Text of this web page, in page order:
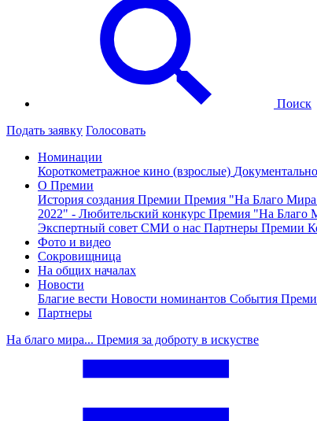
Поиск
Подать заявку Голосовать
Номинации
Короткометражное кино (взрослые)
О Премии
История создания Премии Премия "На Благо Мира
2022" - Любительский конкурс Премия "На Благо
Экспертный совет СМИ о нас Партнеры Премии
Фото и видео
Сокровищница
На общих началах
Новости
Благие вести Новости номинантов События
Партнеры
На благо мира... Премия за доброту в искустве